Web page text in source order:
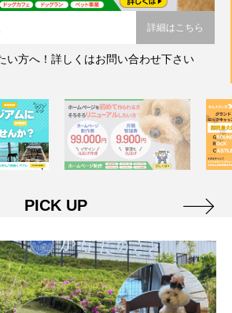
詳細はこちら
い方へ！詳しくはお問い合わせ下さい
PICK UP